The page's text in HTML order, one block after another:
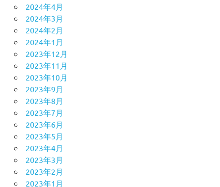
2024年4月
2024年3月
2024年2月
2024年1月
2023年12月
2023年11月
2023年10月
2023年9月
2023年8月
2023年7月
2023年6月
2023年5月
2023年4月
2023年3月
2023年2月
2023年1月